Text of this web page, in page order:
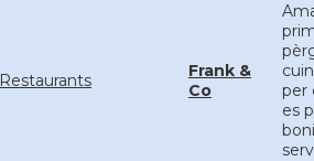
Restaurants
Frank &
Co
per
es